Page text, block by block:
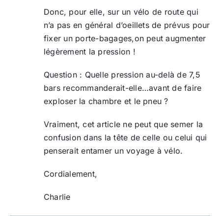
Donc, pour elle, sur un vélo de route qui
n’a pas en général d’oeillets de prévus pour
fixer un porte-bagages,on peut augmenter
légèrement la pression !
Question : Quelle pression au-delà de 7,5
bars recommanderait-elle…avant de faire
exploser la chambre et le pneu ?
Vraiment, cet article ne peut que semer la
confusion dans la tête de celle ou celui qui
penserait entamer un voyage à vélo.
Cordialement,
Charlie